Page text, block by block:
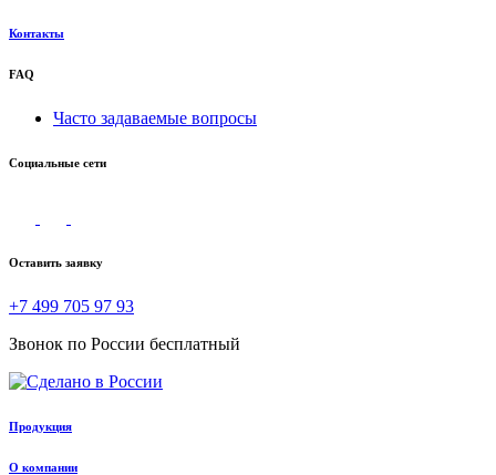
Контакты
FAQ
Часто задаваемые вопросы
Социальные сети
Оставить заявку
+7 499 705 97 93
Звонок по России бесплатный
Продукция
О компании